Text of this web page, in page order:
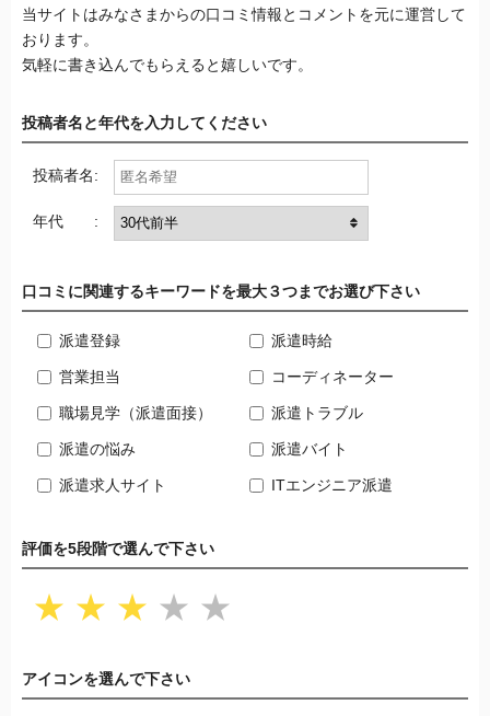
当サイトはみなさまからの口コミ情報とコメントを元に運営して
おります。
気軽に書き込んでもらえると嬉しいです。
投稿者名と年代を入力してください
投稿者名:
年代 :
口コミに関連するキーワードを最大３つまでお選び下さい
派遣登録 派遣時給
営業担当 コーディネーター
職場見学（派遣面接） 派遣トラブル
派遣の悩み 派遣バイト
派遣求人サイト ITエンジニア派遣
評価を5段階で選んで下さい
★ ★ ★ ★ ★
アイコンを選んで下さい